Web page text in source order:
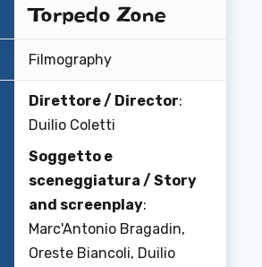
Torpedo Zone
Filmography
Direttore / Director:
Duilio Coletti
Soggetto e
sceneggiatura / Story
and screenplay:
Marc'Antonio Bragadin,
Oreste Biancoli, Duilio